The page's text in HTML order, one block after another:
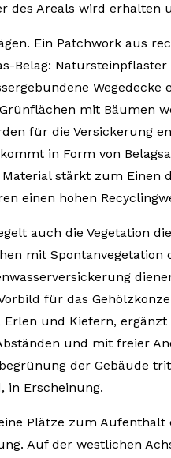
des Areals wird erhalten
Ein Patchwork aus
Belag:
Wegedecke
mit Bäumen
für die Versickerung
in Form von
stärkt zum Einen
einen hohen
auch die Vegetation
mit Spontanvegetation
für das
Erlen und Kiefern,
und mit freier
der Gebäude
in Erscheinung.
Plätze zum Aufenthalt
Auf der westlichen